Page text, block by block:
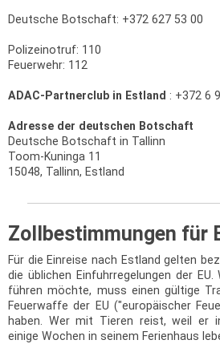
Deutsche Botschaft: +372 627 53 00
Polizeinotruf: 110
Feuerwehr: 112
ADAC-Partnerclub in Estland : +372 6
Adresse der deutschen Botschaft
Deutsche Botschaft in Tallinn
Toom-Kuninga 11
15048, Tallinn, Estland
Zollbestimmungen für
Für die Einreise nach Estland gelten
die üblichen Einfuhrregelungen der
führen möchte, muss einen gültige
Feuerwaffe der EU ("europäischer
haben. Wer mit Tieren reist, weil er
einige Wochen in seinem Ferienhaus